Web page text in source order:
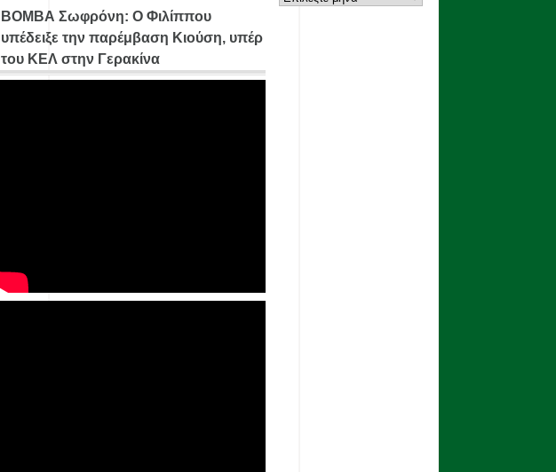
ΒΟΜΒΑ Σωφρόνη: Ο Φιλίππου
υπέδειξε την παρέμβαση Κιούση, υπέρ
του ΚΕΛ στην Γερακίνα